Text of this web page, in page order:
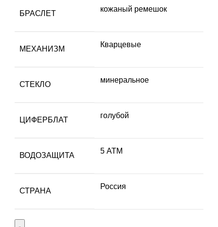
БРАСЛЕТ
кожаный ремешок
МЕХАНИЗМ
Кварцевые
СТЕКЛО
минеральное
ЦИФЕРБЛАТ
голубой
ВОДОЗАЩИТА
5 АТМ
СТРАНА
Россия